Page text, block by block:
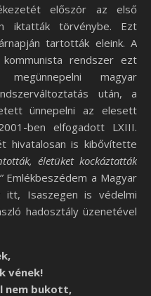
először az első
iktatták törvénybe. Ezt
tartották eleink. A
rendszer ezt
magyar
után, a
ünnepelni az elesett
ben elfogadott LXIII.
hivatalosan is kibővítette
életüket kockáztatták
Emlékbeszédem a Magyar
itt, Isaszegen is védelmi
hadosztály üzenetével
vének!
nem bukott,